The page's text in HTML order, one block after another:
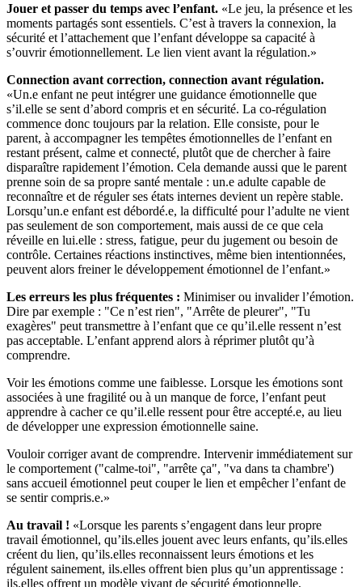
Jouer et passer du temps avec l’enfant. «Le jeu, la présence et les
moments partagés sont essentiels. C’est à travers la connexion, la
sécurité et l’attachement que l’enfant développe sa capacité à
s’ouvrir émotionnellement. Le lien vient avant la régulation.»
Connection avant correction, connection avant régulation.
«Un.e enfant ne peut intégrer une guidance émotionnelle que
s’il.elle se sent d’abord compris et en sécurité. La co-régulation
commence donc toujours par la relation. Elle consiste, pour le
parent, à accompagner les tempêtes émotionnelles de l’enfant en
restant présent, calme et connecté, plutôt que de chercher à faire
disparaître rapidement l’émotion. Cela demande aussi que le parent
prenne soin de sa propre santé mentale : un.e adulte capable de
reconnaître et de réguler ses états internes devient un repère stable.
Lorsqu’un.e enfant est débordé.e, la difficulté pour l’adulte ne vient
pas seulement de son comportement, mais aussi de ce que cela
réveille en lui.elle : stress, fatigue, peur du jugement ou besoin de
contrôle. Certaines réactions instinctives, même bien intentionnées,
peuvent alors freiner le développement émotionnel de l’enfant.»
Les erreurs les plus fréquentes : Minimiser ou invalider l’émotion.
Dire par exemple : "Ce n’est rien", "Arrête de pleurer", "Tu
exagères" peut transmettre à l’enfant que ce qu’il.elle ressent n’est
pas acceptable. L’enfant apprend alors à réprimer plutôt qu’à
comprendre.
Voir les émotions comme une faiblesse. Lorsque les émotions sont
associées à une fragilité ou à un manque de force, l’enfant peut
apprendre à cacher ce qu’il.elle ressent pour être accepté.e, au lieu
de développer une expression émotionnelle saine.
Vouloir corriger avant de comprendre. Intervenir immédiatement sur
le comportement ("calme-toi", "arrête ça", "va dans ta chambre')
sans accueil émotionnel peut couper le lien et empêcher l’enfant de
se sentir compris.e.»
Au travail ! «Lorsque les parents s’engagent dans leur propre
travail émotionnel, qu’ils.elles jouent avec leurs enfants, qu’ils.elles
créent du lien, qu’ils.elles reconnaissent leurs émotions et les
régulent sainement, ils.elles offrent bien plus qu’un apprentissage :
ils.elles offrent un modèle vivant de sécurité émotionnelle,